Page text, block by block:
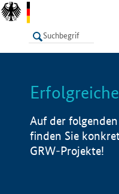
LISTE
Auf der
finden Sie
GRW-Projekte!